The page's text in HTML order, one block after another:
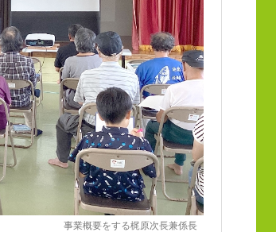
事業概要をする梶原次長兼係長